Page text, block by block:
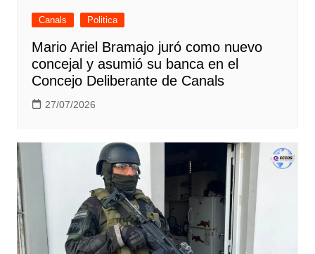
Canals Politica
Mario Ariel Bramajo juró como nuevo
concejal y asumió su banca en el
Concejo Deliberante de Canals
27/07/2026